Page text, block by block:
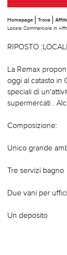
Homepage Trova
Locale Commerciale In
RIPOSTO
La Remax
oggi al catasto in
speciali di
supermercati .
Composizione:
Unico grande
Tre servizi bagno
Due vani per
Un deposito